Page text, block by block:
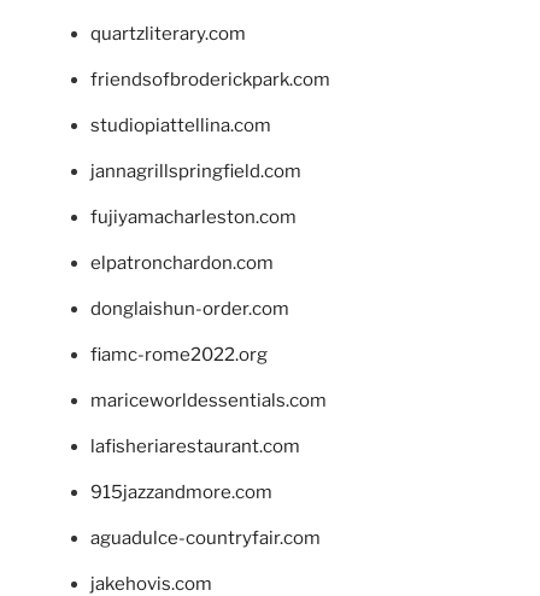
quartzliterary.com
friendsofbroderickpark.com
studiopiattellina.com
jannagrillspringfield.com
fujiyamacharleston.com
elpatronchardon.com
donglaishun-order.com
fiamc-rome2022.org
mariceworldessentials.com
lafisheriarestaurant.com
915jazzandmore.com
aguadulce-countryfair.com
jakehovis.com